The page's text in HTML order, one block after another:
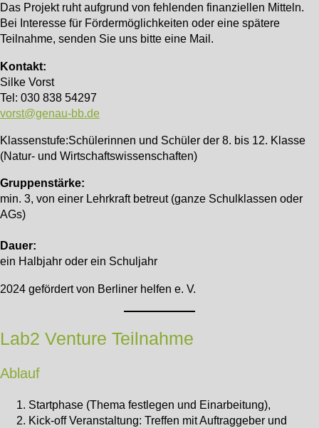
Das Projekt ruht aufgrund von fehlenden finanziellen Mitteln.
Bei Interesse für Fördermöglichkeiten oder eine spätere
Teilnahme, senden Sie uns bitte eine Mail.
Kontakt:
Silke Vorst
Tel: 030 838 54297
vorst@genau-bb.de
Klassenstufe:Schülerinnen und Schüler der 8. bis 12. Klasse
(Natur- und Wirtschaftswissenschaften)
Gruppenstärke:
min. 3, von einer Lehrkraft betreut (ganze Schulklassen oder
AGs)
Dauer:
ein Halbjahr oder ein Schuljahr
2024 gefördert von Berliner helfen e. V.
Lab2 Venture Teilnahme
Ablauf
Startphase (Thema festlegen und Einarbeitung),
Kick-off Veranstaltung: Treffen mit Auftraggeber und